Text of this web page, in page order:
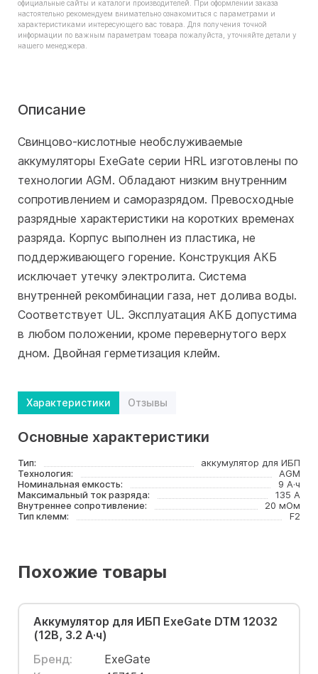
официальные сайты и каталоги производителей. При оформлении заказа
настоятельно рекомендуем внимательно ознакомиться с параметрами и
характеристиками интересующего вас товара. Для получения точной
информации по важным параметрам товара пожалуйста, уточняйте детали у
нашего менеджера.
Описание
Свинцово-кислотные необслуживаемые
аккумуляторы ExeGate серии HRL изготовлены по
технологии AGM. Обладают низким внутренним
сопротивлением и саморазрядом. Превосходные
разрядные характеристики на коротких временах
разряда. Корпус выполнен из пластика, не
поддерживающего горение. Конструкция АКБ
исключает утечку электролита. Система
внутренней рекомбинации газа, нет долива воды.
Соответствует UL. Эксплуатация АКБ допустима
в любом положении, кроме перевернутого верх
дном. Двойная герметизация клейм.
Характеристики Отзывы
Основные характеристики
Тип:
аккумулятор для ИБП
Технология:
AGM
Номинальная емкость:
9 А·ч
Максимальный ток разряда:
135 А
Внутреннее сопротивление:
20 мОм
Тип клемм:
F2
Похожие товары
Аккумулятор для ИБП ExeGate DTM 12032
(12В, 3.2 А·ч)
Бренд:
ExeGate